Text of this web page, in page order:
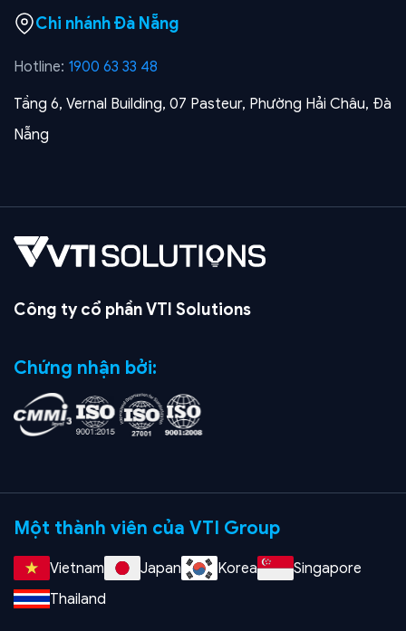
Chi nhánh Đà Nẵng
Hotline: 1900 63 33 48
Tầng 6, Vernal Building, 07 Pasteur, Phường Hải Châu, Đà
Nẵng
Công ty cổ phần VTI Solutions
Chứng nhận bởi:
Một thành viên của VTI Group
Vietnam Japan Korea
Singapore
Thailand